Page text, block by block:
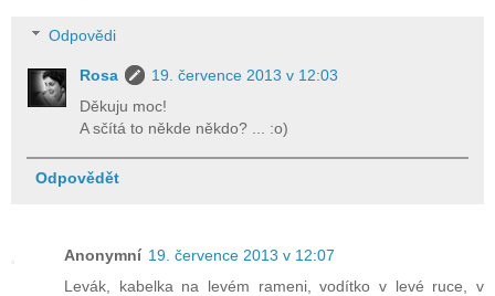
Odpovědi
Rosa
19. července 2013 v 12:03
Děkuju moc!
A sčítá to někde někdo? ... :o)
Odpovědět
Anonymní 19. července 2013 v 12:07
Levák, kabelka na levém rameni, vodítko v levé ruce, v